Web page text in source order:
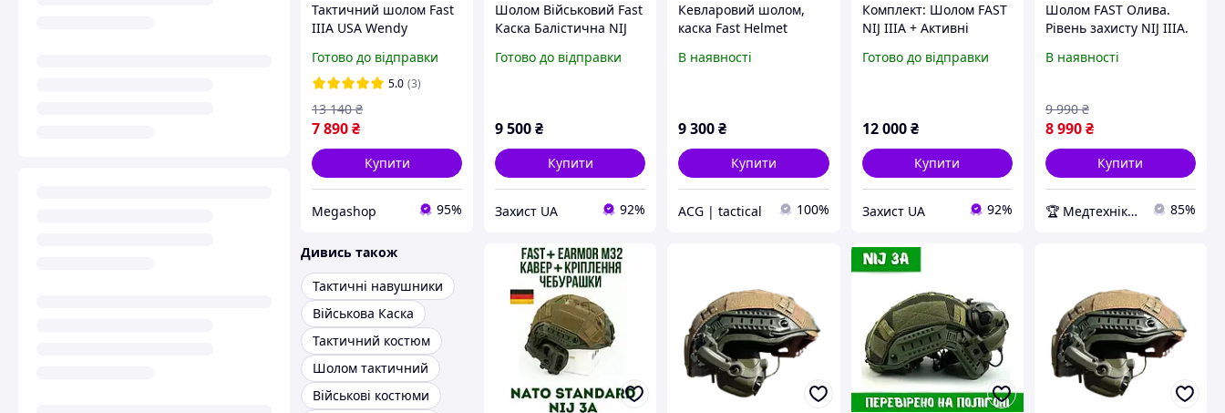
Тактичний шолом Fast
IIIA USA Wendy
Військовий з
активними
навушниками Wolkers
кріплення чебурашка
койот
Готово до відправки
5.0 (3)
7 890₴
13 140 ₴
Купити
Megashop 95%
Шолом Військовий Fast
Каска Балістична NIJ
Готово до відправки
9 500₴
Купити
Захист UA 92%
Кевларовий шолом,
каска Fast Helmet
В наявності
9 300₴
Купити
ACG | tactical 100%
Комплект: Шолом FAST
NIJ IIIA + Активні
+ Кавер + Кріплення
Готово до відправки
12 000 ₴
Купити
Захист UA 92%
Шолом FAST Олива.
Рівень захисту NIJ IIIA.
рикошетів і
Медтехніка
В наявності
8 990₴
9 990 ₴
Купити
🏆 Медтехніка - 20 років надійності 85%
Дивись також
Тактичні навушники
Військова Каска
Тактичний костюм
Шолом тактичний
Військові костюми